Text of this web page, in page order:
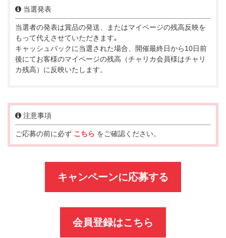
当選発表
当選者の発表は賞品の発送、またはマイページの残高反映を
もって代えさせていただきます｡
キャッシュバックに当選された場合、開催最終日から10日前
後にてお客様のマイページの残高（チャリカ会員様はチャリ
カ残高）に反映いたします。
注意事項
ご応募の前に必ず こちら をご確認ください。
キャンペーンに応募する
会員登録はこちら